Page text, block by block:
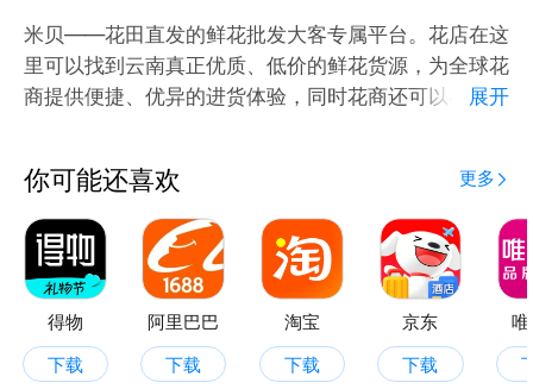
米贝——花田直发的鲜花批发大客专属平台。花店在这
里可以找到云南真正优质、低价的鲜花货源，为全球花
商提供便捷、优异的进货体验，同时花商还可以在平台
【花农直卖】平台上架了国内近99%的鲜切花货源，
花农直供，低价直销。玫瑰花、康乃馨、百合花、菊
花、绣球花、永生花等常见花材应有尽有，满足所有花
商的不同需求，不管是情人节、七夕节、教师节，各种
节日鲜花这里都能找到，根本上解决花商的进货难题！
展开
你可能还喜欢 更多
得物
下载
阿里巴巴
下载
淘宝
下载
京东
下载